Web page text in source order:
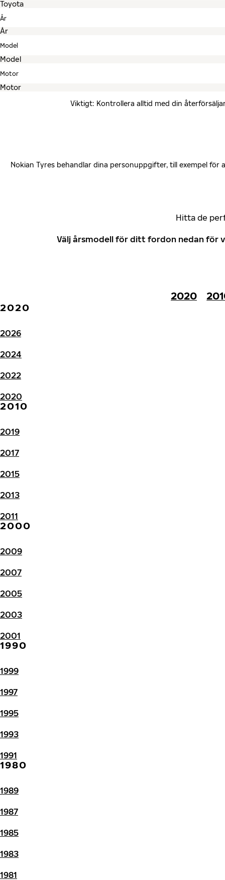
År
Model
Motor
Viktigt: Kontrollera alltid med din
Nokian Tyres behandlar dina personuppgifter, till exempel
Hitta de
Välj årsmodell för ditt fordon nedan för
2020
2020
2026
2024
2022
2020
2010
2019
2017
2015
2013
2011
2000
2009
2007
2005
2003
2001
1990
1999
1997
1995
1993
1991
1980
1989
1987
1985
1983
1981